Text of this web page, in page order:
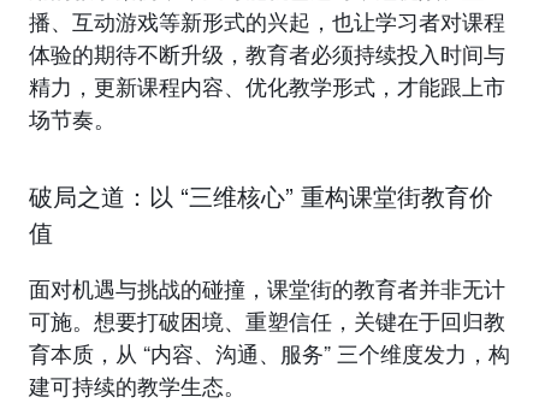
播、互动游戏等新形式的兴起，也让学习者对课程
体验的期待不断升级，教育者必须持续投入时间与
精力，更新课程内容、优化教学形式，才能跟上市
场节奏。
破局之道：以 “三维核心” 重构课堂街教育价
值
面对机遇与挑战的碰撞，课堂街的教育者并非无计
可施。想要打破困境、重塑信任，关键在于回归教
育本质，从 “内容、沟通、服务” 三个维度发力，构
建可持续的教学生态。